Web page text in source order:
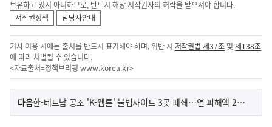
보유하고 있지 아니하므로, 반드시 해당 저작권자의 허락을 받으셔야 합니다.
저작권정책
담당자안내
기사 이용 시에는 출처를 반드시 표기해야 하며, 위반 시 저작권법 제37조 및제138조
에 따라 처벌될 수 있습니다.
<자료출처=정책브리핑 www.korea.kr>
이
전
다음기
사
한-베트남 공조 'K-웹툰' 불법사이트 3곳 폐쇄…연 피해액 2072억